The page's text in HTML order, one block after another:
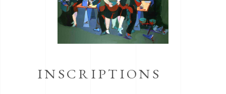
INSCRIPTIONS